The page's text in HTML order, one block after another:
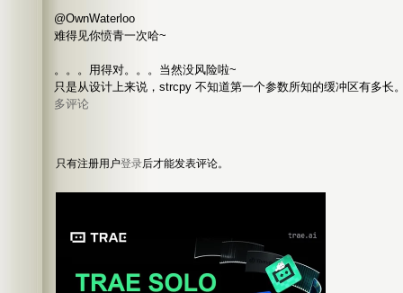
@OwnWaterloo
难得见你愤青一次哈~
。。。用得对。。。当然没风险啦~
只是从设计上来说，strcpy 不知道第一个参数所知的缓冲区有多
多评论
只有注册用户登录后才能发表评论。